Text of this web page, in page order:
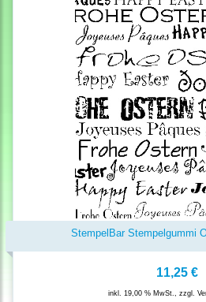
StempelBar Stempelgummi
11,25 €
inkl. 19,00 % MwSt., zzgl.